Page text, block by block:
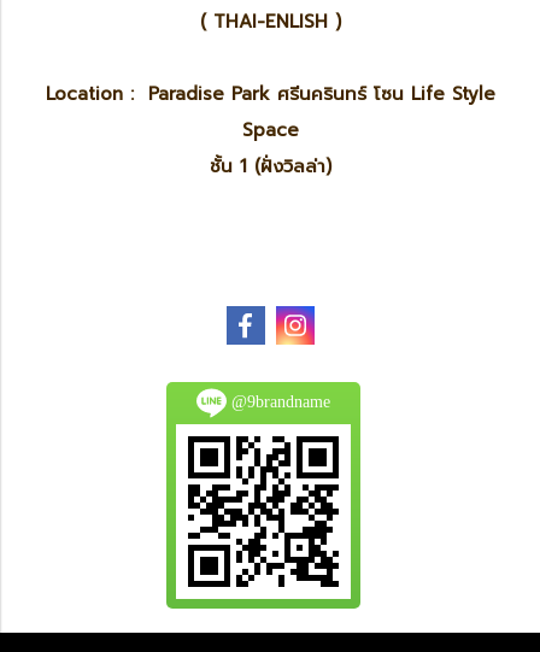
( THAI-ENLISH )
Location : Paradise Park ศรีนครินทร์ โซน Life Style
Space
ชั้น 1 (ฝั่งวิลล่า)
@9brandname